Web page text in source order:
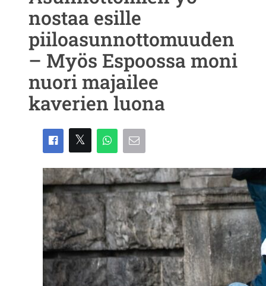
nostaa esille
piiloasunnottomuuden
– Myös Espoossa moni
nuori majailee
kaverien luona